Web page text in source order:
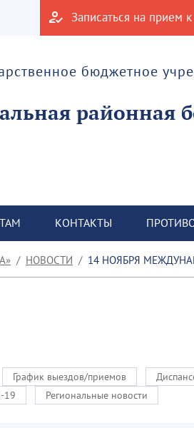
Записаться на прием
бюджетное
районная
КОНТАКТЫ
НОВОСТИ 14 НОЯБРЯ МЕЖДУНАРОДНЫЙ
График выездов/приемов
19 Региональные новости